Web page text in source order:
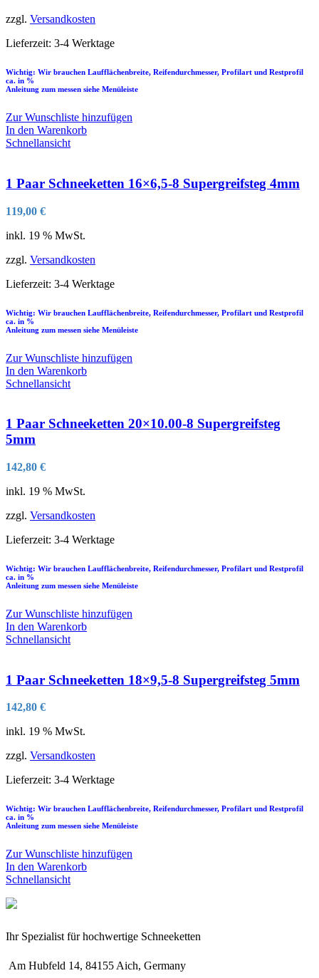
zzgl. Versandkosten
Lieferzeit: 3-4 Werktage
Wichtig: Wir brauchen Laufflächenbreite, Reifendurchmesser, Profilart und Restprofil
ca. in %
Anleitung zum messen siehe Menüleiste
Zur Wunschliste hinzufügen
In den Warenkorb
Schnellansicht
1 Paar Schneeketten 16×6,5-8 Supergreifsteg 4mm
119,00 €
inkl. 19 % MwSt.
zzgl. Versandkosten
Lieferzeit: 3-4 Werktage
Wichtig: Wir brauchen Laufflächenbreite, Reifendurchmesser, Profilart und Restprofil
ca. in %
Anleitung zum messen siehe Menüleiste
Zur Wunschliste hinzufügen
In den Warenkorb
Schnellansicht
1 Paar Schneeketten 20×10.00-8 Supergreifsteg
5mm
142,80 €
inkl. 19 % MwSt.
zzgl. Versandkosten
Lieferzeit: 3-4 Werktage
Wichtig: Wir brauchen Laufflächenbreite, Reifendurchmesser, Profilart und Restprofil
ca. in %
Anleitung zum messen siehe Menüleiste
Zur Wunschliste hinzufügen
In den Warenkorb
Schnellansicht
1 Paar Schneeketten 18×9,5-8 Supergreifsteg 5mm
142,80 €
inkl. 19 % MwSt.
zzgl. Versandkosten
Lieferzeit: 3-4 Werktage
Wichtig: Wir brauchen Laufflächenbreite, Reifendurchmesser, Profilart und Restprofil
ca. in %
Anleitung zum messen siehe Menüleiste
Zur Wunschliste hinzufügen
In den Warenkorb
Schnellansicht
Ihr Spezialist für hochwertige Schneeketten
Am Hubfeld 14, 84155 Aich, Germany